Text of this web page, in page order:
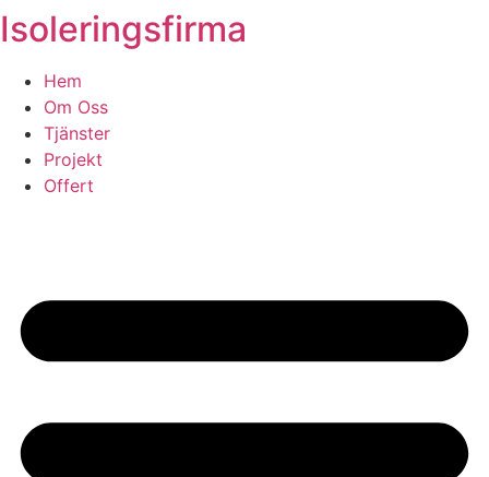
Skip
to
content
Isoleringsfirma
Hem
Om Oss
Tjänster
Projekt
Offert